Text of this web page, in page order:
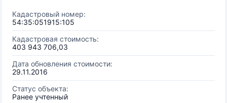
Кадастровый номер:
54:35:051915:105
Кадастровая стоимость:
403 943 706,03
Дата обновления стоимости:
29.11.2016
Статус объекта:
Ранее учтенный